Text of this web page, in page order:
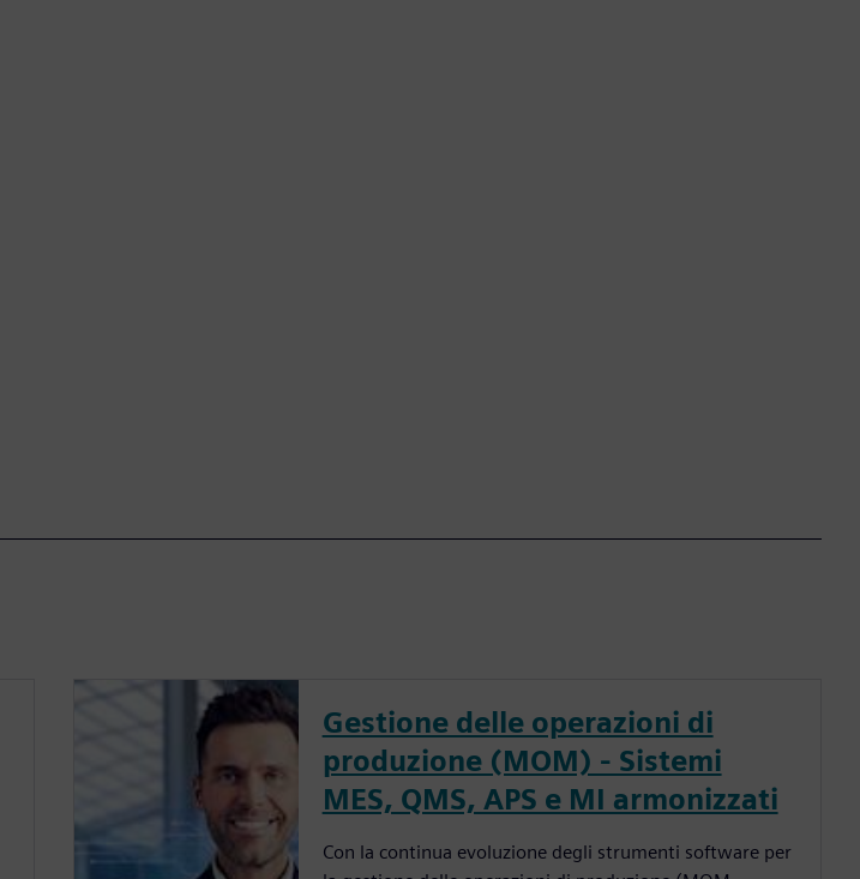
Gestione delle operazioni di
produzione (MOM) - Sistemi
MES, QMS, APS e MI armonizzati
Con la continua evoluzione degli strumenti software per